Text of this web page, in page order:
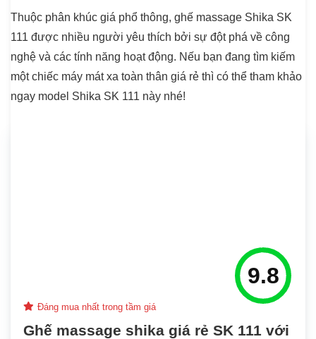
Thuộc phân khúc giá phổ thông, ghế massage Shika SK
111 được nhiều người yêu thích bởi sự đột phá về công
nghệ và các tính năng hoạt động. Nếu bạn đang tìm kiếm
một chiếc máy mát xa toàn thân giá rẻ thì có thể tham khảo
ngay model Shika SK 111 này nhé!
9.8
Đáng mua nhất trong tầm giá
Ghế massage shika giá rẻ SK 111 với